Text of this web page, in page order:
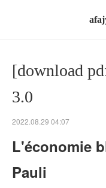
[download
3.0
2022.08.29 04:07
L'économie
Pauli